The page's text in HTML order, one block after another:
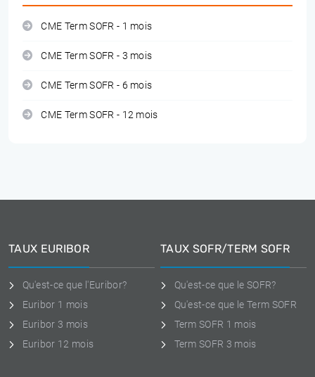
CME Term SOFR - 1 mois
CME Term SOFR - 3 mois
CME Term SOFR - 6 mois
CME Term SOFR - 12 mois
TAUX EURIBOR
Qu'est-ce que l'Euribor?
Euribor 1 mois
Euribor 3 mois
Euribor 12 mois
TAUX SOFR/TERM SOFR
Qu'est-ce que le SOFR?
Qu'est-ce que le Term SOFR
Term SOFR 1 mois
Term SOFR 3 mois